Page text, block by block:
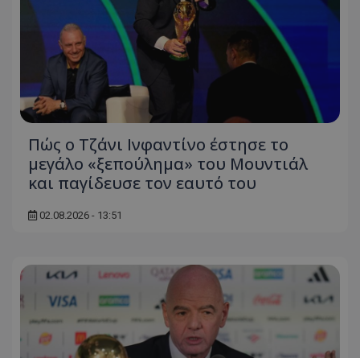
Πώς ο Τζάνι Ινφαντίνο έστησε το
μεγάλο «ξεπούλημα» του Μουντιάλ
και παγίδευσε τον εαυτό του
02.08.2026 - 13:51